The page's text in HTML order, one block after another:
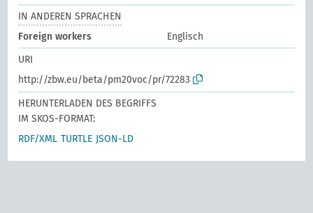
IN ANDEREN SPRACHEN
Foreign workers
Englisch
URI
http://zbw.eu/beta/pm20voc/pr/72283
HERUNTERLADEN DES BEGRIFFS
IM SKOS-FORMAT:
RDF/XML TURTLE JSON-LD